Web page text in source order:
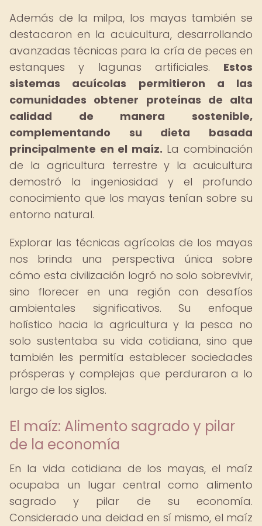
Además de la milpa, los mayas también se
destacaron en la acuicultura, desarrollando
avanzadas técnicas para la cría de peces en
estanques y lagunas artificiales. Estos
sistemas acuícolas permitieron a las
comunidades obtener proteínas de alta
calidad de manera sostenible,
complementando su dieta basada
principalmente en el maíz. La combinación
de la agricultura terrestre y la acuicultura
demostró la ingeniosidad y el profundo
conocimiento que los mayas tenían sobre su
entorno natural.
Explorar las técnicas agrícolas de los mayas
nos brinda una perspectiva única sobre
cómo esta civilización logró no solo sobrevivir,
sino florecer en una región con desafíos
ambientales significativos. Su enfoque
holístico hacia la agricultura y la pesca no
solo sustentaba su vida cotidiana, sino que
también les permitía establecer sociedades
prósperas y complejas que perduraron a lo
largo de los siglos.
El maíz: Alimento sagrado y pilar
de la economía
En la vida cotidiana de los mayas, el maíz
ocupaba un lugar central como alimento
sagrado y pilar de su economía.
Considerado una deidad en sí mismo, el maíz